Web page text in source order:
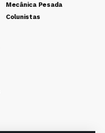
Mecânica Pesada
Colunistas